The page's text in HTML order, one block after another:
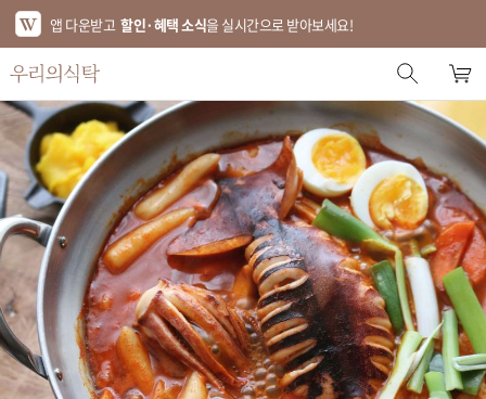
앱 다운받고 할인·혜택 소식을 실시간으로 받아보세요!
스토어 홈
에디터 추천
한정특가
베스트
신상품
기획전
브랜드